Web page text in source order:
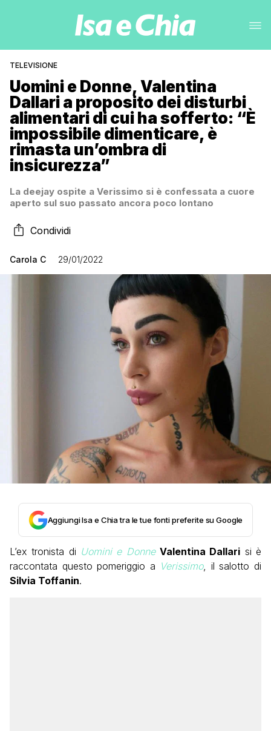
TELEVISIONE
Uomini e Donne, Valentina
Dallari a proposito dei disturbi
alimentari di cui ha sofferto: “È
impossibile dimenticare, è
rimasta un’ombra di
insicurezza”
La deejay ospite a Verissimo si è confessata a cuore
aperto sul suo passato ancora poco lontano
Condividi
Carola C 29/01/2022
Aggiungi Isa e Chia tra le tue fonti preferite su Google
L’ex tronista di Uomini e Donne Valentina Dallari si è
raccontata questo pomeriggio a Verissimo, il salotto di
Silvia Toffanin.